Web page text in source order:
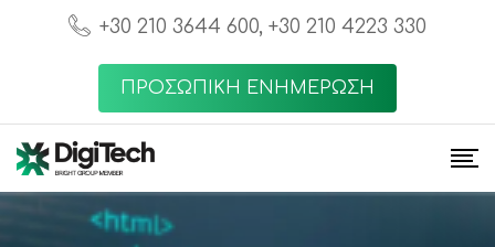
+30 210 3644 600, +30 210 4223 330
ΠΡΟΣΩΠΙΚΗ ΕΝΗΜΕΡΩΣΗ